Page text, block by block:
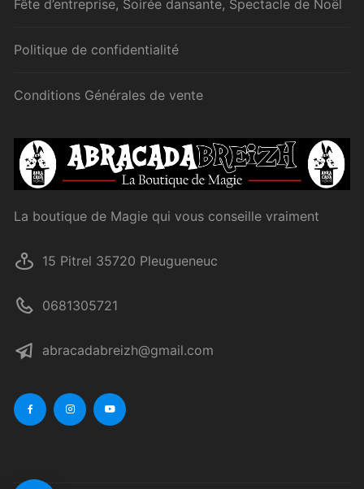
Fête d’entreprise, Soirée dansante, Spectacle de Noël
Politique de confidentialité
Conditions Générales de vente
La boutique de Magie qui vous conseille vraiment
15 Pitrel 35720 Pleugueneuc
0681305721
abracadabreizh@gmail.com